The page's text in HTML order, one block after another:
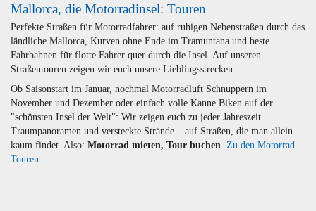
Mallorca, die Motorradinsel: Touren
Perfekte Straßen für Motorradfahrer: auf ruhigen Nebenstraßen durch das
ländliche Mallorca, Kurven ohne Ende im Tramuntana und beste
Fahrbahnen für flotte Fahrer quer durch die Insel. Auf unseren
Straßentouren zeigen wir euch unsere Lieblingsstrecken.
Ob Saisonstart im Januar, nochmal Motorradluft Schnuppern im
November und Dezember oder einfach volle Kanne Biken auf der
"schönsten Insel der Welt": Wir zeigen euch zu jeder Jahreszeit
Traumpanoramen und versteckte Strände – auf Straßen, die man allein
kaum findet. Also: Motorrad mieten, Tour buchen. Zu den Motorrad
Touren